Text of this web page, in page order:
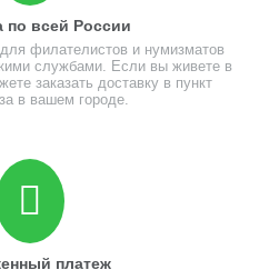
по всей России
филателистов и нумизматов
службами. Если вы живете в
заказать доставку в пункт
в вашем городе.
платеж